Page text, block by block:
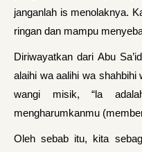
janganlah is menolaknya.
ringan dan mampu
Diriwayatkan dari Abu
alaihi wa aalihi wa
wangi misik, “la
mengharumkanmu
Oleh sebab itu, kita